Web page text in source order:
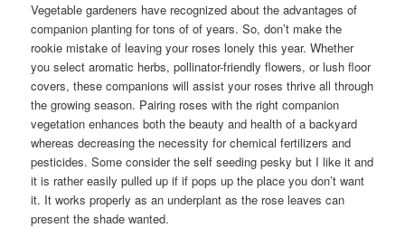
Vegetable gardeners have recognized about the advantages of
companion planting for tons of of years. So, don’t make the
rookie mistake of leaving your roses lonely this year. Whether
you select aromatic herbs, pollinator-friendly flowers, or lush floor
covers, these companions will assist your roses thrive all through
the growing season. Pairing roses with the right companion
vegetation enhances both the beauty and health of a backyard
whereas decreasing the necessity for chemical fertilizers and
pesticides. Some consider the self seeding pesky but I like it and
it is rather easily pulled up if if pops up the place you don’t want
it. It works properly as an underplant as the rose leaves can
present the shade wanted.